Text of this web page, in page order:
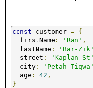
const customer = {
  firstName
: 'Ran' ,
  lastName
: 'Bar-Zik'
  street
: 'Kaplan St'
  city
: 'Petah Tiqwa'
  age
: 42 ,
}